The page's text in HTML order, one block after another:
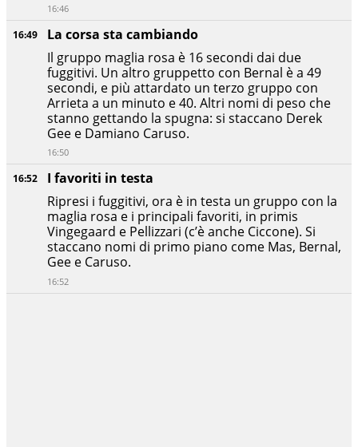
16:52
I favoriti in testa
Ripresi i fuggitivi, ora è in testa un gruppo con la
maglia rosa e i principali favoriti, in primis
Vingegaard e Pellizzari (c’è anche Ciccone). Si
staccano nomi di primo piano come Mas, Bernal,
Gee e Caruso.
16:52
16:49
La corsa sta cambiando
Il gruppo maglia rosa è 16 secondi dai due
fuggitivi. Un altro gruppetto con Bernal è a 49
secondi, e più attardato un terzo gruppo con
Arrieta a un minuto e 40. Altri nomi di peso che
stanno gettando la spugna: si staccano Derek
Gee e Damiano Caruso.
16:50
16:46